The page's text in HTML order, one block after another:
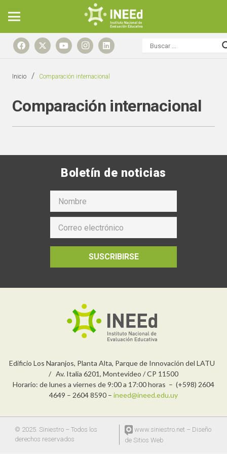
Inicio / Comparación internacional
Comparación internacional
Boletín de noticias
SUSCRIBIRSE
Edificio Los Naranjos, Planta Alta, Parque de Innovación del LATU
/ Av. Italia 6201, Montevideo / CP 11500
Horario: de lunes a viernes de 9:00 a 17:00 horas – (+598) 2604
4649 – 2604 8590 – ineed@ineed.edu.uy
© 2025. Siniestro – Todos los
derechos reservados
www.siniestro.net – Diseño
de Sitios Web